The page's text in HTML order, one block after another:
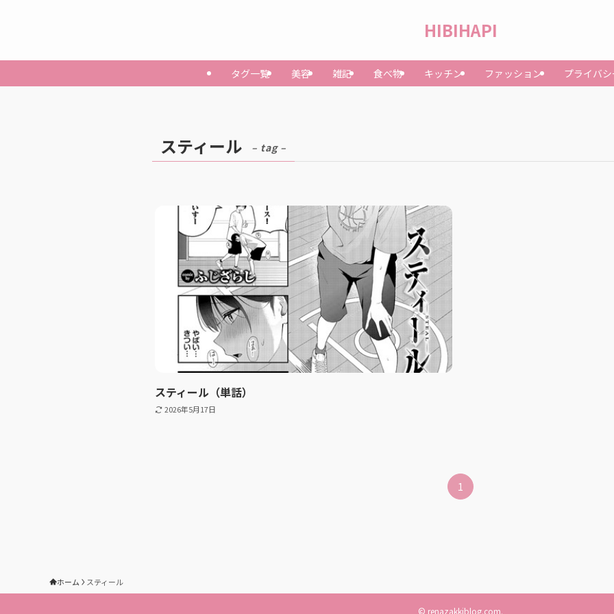
HIBIHAPI
タグ一覧 美容 雑記 食べ物 キッチン ファッション プライバ
スティール – tag –
スティール（単話）
2026年5月17日
1
ホーム スティール
© renazakkiblog.com.